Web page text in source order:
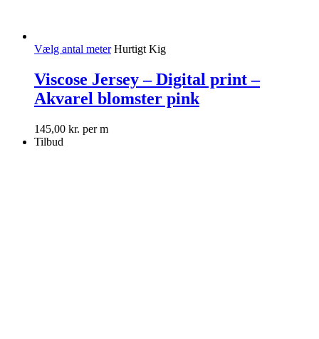
Vælg antal meter Hurtigt Kig
Viscose Jersey – Digital print –
Akvarel blomster pink
145,00 kr. per m
Tilbud